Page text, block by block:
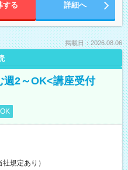
する 詳細へ
掲載日：2026.08.06
週2～OK<講座受付
規定あり）